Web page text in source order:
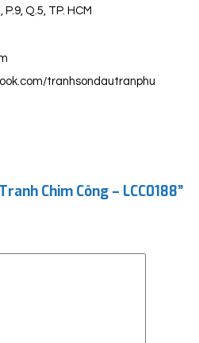
Q.5, TP. HCM
tranhsondautranphu
Chim Công – LCC0188”